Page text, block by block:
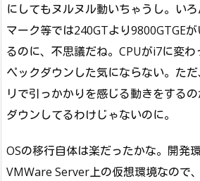
にしてもヌルヌル動いちゃうし。い
マーク等では240GTより9800GTGE
るのに、不思議だね。CPUがi7に変
ペックダウンした気にならない。た
リで引っかかりを感じる動きをする
ダウンしてるわけじゃないのに。
OSの移行自体は楽だったかな。開発
VMWare Server上の仮想環境なので